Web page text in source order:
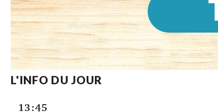
L'INFO DU JOUR
13:45